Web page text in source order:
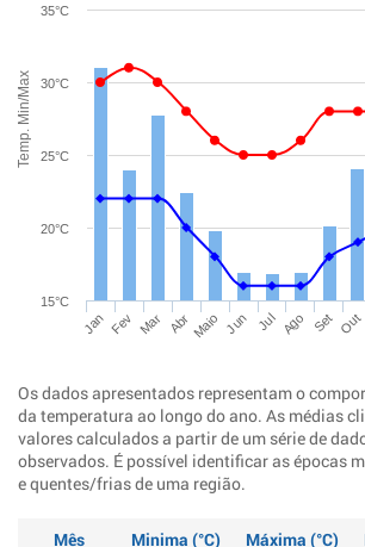
Temp. Min/Max
Jan Fev Mar Abr Maio Jun Jul Ago Set Out
15°C
20°C
25°C
30°C
35°C
Os dados apresentados representam o
da temperatura ao longo do ano. As médias
valores calculados a partir de um série de
observados. É possível identificar as épocas
e quentes/frias de uma região.
Mês Minima (°C) Máxima (°C)